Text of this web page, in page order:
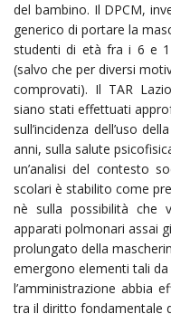
del bambino. Il DPCM,
generico di portare la
studenti di età fra i 6 e
(salvo che per diversi
comprovati). Il TAR
siano stati effettuati
sull’incidenza dell’uso
anni, sulla salute
un’analisi del contesto
scolari è stabilito come
nè sulla possibilità che
apparati polmonari assai
prolungato della
emergono elementi tali
l’amministrazione abbia
tra il diritto fondamentale